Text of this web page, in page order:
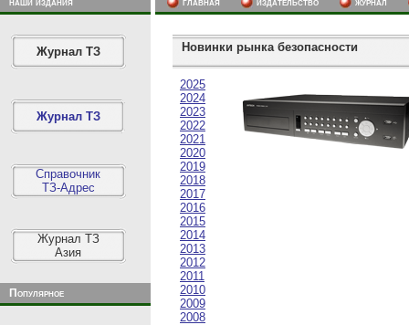
Журнал ТЗ
Журнал ТЗ
Справочник
ТЗ-Адрес
Журнал ТЗ
Азия
Популярное
Новинки рынка безопасности
2025
2024
2023
2022
2021
2020
2019
2018
2017
2016
2015
2014
2013
2012
2011
2010
2009
2008